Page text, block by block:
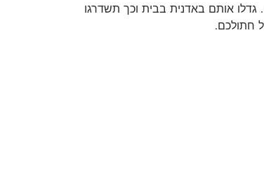
גדלו אותם באדנית בבית וכך תשדרגו
חתולכם.